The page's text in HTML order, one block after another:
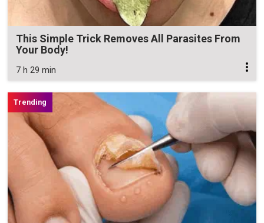
This Simple Trick Removes All Parasites From
Your Body!
7 h 29 min